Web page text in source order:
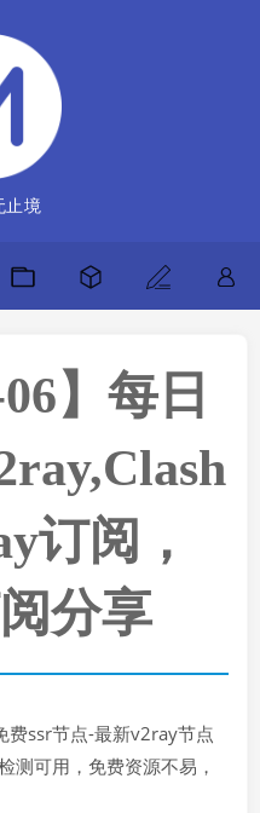
止境
06】每日
订阅，
分享
费ssr节点-最新v2ray节点
测可用，免费资源不易，